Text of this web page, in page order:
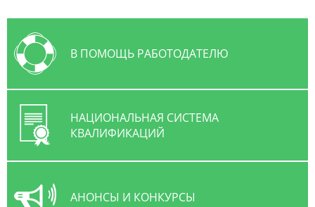
В ПОМОЩЬ РАБОТОДАТЕЛЮ
НАЦИОНАЛЬНАЯ СИСТЕМА
КВАЛИФИКАЦИЙ
АНОНСЫ И КОНКУРСЫ